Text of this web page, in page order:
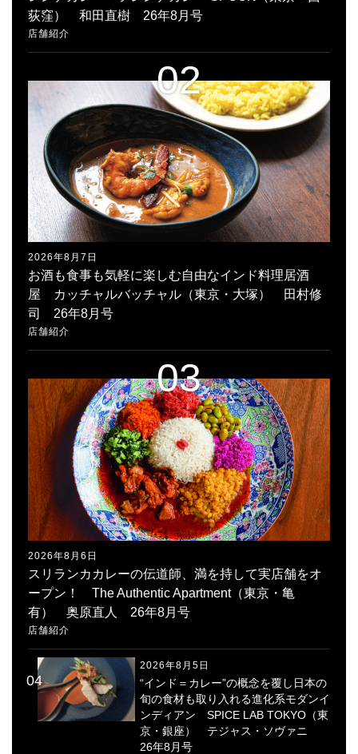
荻窪） 和田直樹 26年8月号
店舗紹介
2026年8月7日
お酒も食事も気軽に楽しむ自由なインド料理居酒
屋 カッチャルバッチャル（東京・大塚） 田村修
司 26年8月号
店舗紹介
2026年8月6日
スリランカカレーの伝道師、満を持して実店舗をオ
ープン！ The Authentic Apartment（東京・亀
有） 奥原直人 26年8月号
店舗紹介
2026年8月5日
“インド＝カレー”の概念を覆し日本の
旬の食材も取り入れる進化系モダンイ
ンディアン SPICE LAB TOKYO（東
京・銀座） テジャス・ソヴァニ
26年8月号